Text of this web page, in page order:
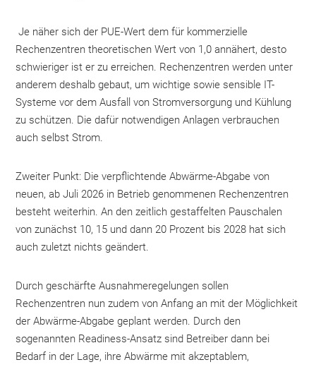
Je näher sich der PUE-Wert dem für kommerzielle
Rechenzentren theoretischen Wert von 1,0 annähert, desto
schwieriger ist er zu erreichen. Rechenzentren werden unter
anderem deshalb gebaut, um wichtige sowie sensible IT-
Systeme vor dem Ausfall von Stromversorgung und Kühlung
zu schützen. Die dafür notwendigen Anlagen verbrauchen
auch selbst Strom.
Zweiter Punkt: Die verpflichtende Abwärme-Abgabe von
neuen, ab Juli 2026 in Betrieb genommenen Rechenzentren
besteht weiterhin. An den zeitlich gestaffelten Pauschalen
von zunächst 10, 15 und dann 20 Prozent bis 2028 hat sich
auch zuletzt nichts geändert.
Durch geschärfte Ausnahmeregelungen sollen
Rechenzentren nun zudem von Anfang an mit der Möglichkeit
der Abwärme-Abgabe geplant werden. Durch den
sogenannten Readiness-Ansatz sind Betreiber dann bei
Bedarf in der Lage, ihre Abwärme mit akzeptablem,